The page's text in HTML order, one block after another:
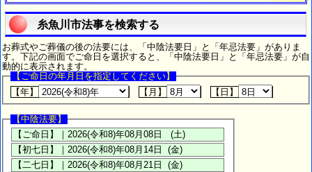
糸魚川市法事を検索する
お葬式やご葬儀の後の法要には、「中陰法要日」と「年忌法要」がありま
す。下記の画面でご命日を選択すると、「中陰法要日」と「年忌法要」が自
動的に表示されます。
【ご命日の年月日を指定してください】
【年】
【月】 【日】
【中陰法要】